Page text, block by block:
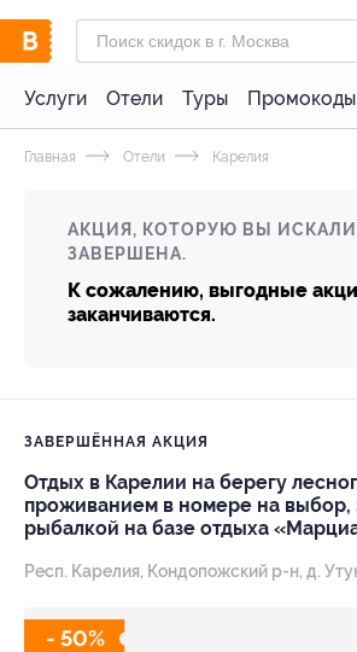
Услуги Отели Туры Промокоды
Главная Отели Карелия
АКЦИЯ, КОТОРУЮ ВЫ
ЗАВЕРШЕНА.
К сожалению, выгодные
заканчиваются.
ЗАВЕРШЁННАЯ АКЦИЯ
Отдых в Карелии на берегу
проживанием в номере на выбор,
рыбалкой на базе отдыха
Респ. Карелия, Кондопожский р-н, д.
- 50%